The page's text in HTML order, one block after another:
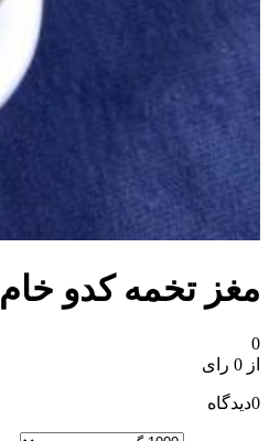
مغز تخمه کدو خام
0
از 0 رای
0دیدگاه